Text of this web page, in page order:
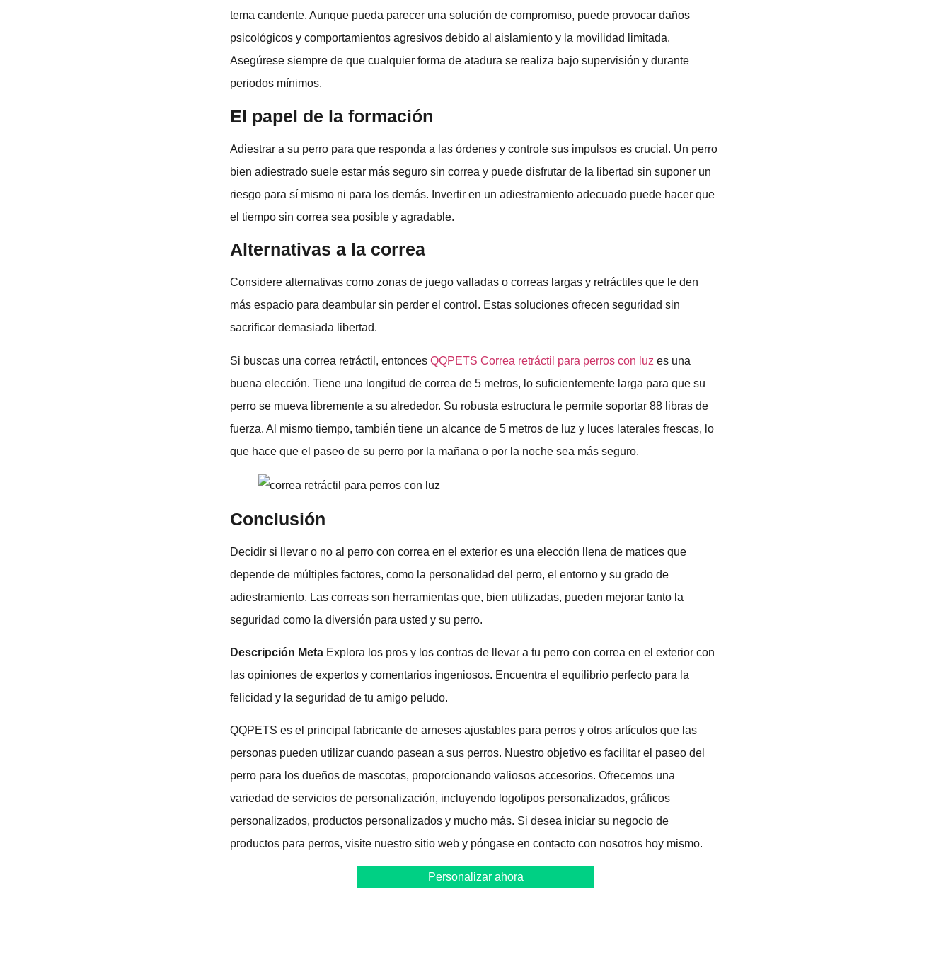
tema candente. Aunque pueda parecer una solución de compromiso, puede provocar daños
psicológicos y comportamientos agresivos debido al aislamiento y la movilidad limitada.
Asegúrese siempre de que cualquier forma de atadura se realiza bajo supervisión y durante
periodos mínimos.
El papel de la formación
Adiestrar a su perro para que responda a las órdenes y controle sus impulsos es crucial. Un perro
bien adiestrado suele estar más seguro sin correa y puede disfrutar de la libertad sin suponer un
riesgo para sí mismo ni para los demás. Invertir en un adiestramiento adecuado puede hacer que
el tiempo sin correa sea posible y agradable.
Alternativas a la correa
Considere alternativas como zonas de juego valladas o correas largas y retráctiles que le den
más espacio para deambular sin perder el control. Estas soluciones ofrecen seguridad sin
sacrificar demasiada libertad.
Si buscas una correa retráctil, entoncesQQPETS Correa retráctil para perros con luz es una
buena elección. Tiene una longitud de correa de 5 metros, lo suficientemente larga para que su
perro se mueva libremente a su alrededor. Su robusta estructura le permite soportar 88 libras de
fuerza. Al mismo tiempo, también tiene un alcance de 5 metros de luz y luces laterales frescas, lo
que hace que el paseo de su perro por la mañana o por la noche sea más seguro.
Conclusión
Decidir si llevar o no al perro con correa en el exterior es una elección llena de matices que
depende de múltiples factores, como la personalidad del perro, el entorno y su grado de
adiestramiento. Las correas son herramientas que, bien utilizadas, pueden mejorar tanto la
seguridad como la diversión para usted y su perro.
Descripción Meta Explora los pros y los contras de llevar a tu perro con correa en el exterior con
las opiniones de expertos y comentarios ingeniosos. Encuentra el equilibrio perfecto para la
felicidad y la seguridad de tu amigo peludo.
QQPETS es el principal fabricante de arneses ajustables para perros y otros artículos que las
personas pueden utilizar cuando pasean a sus perros. Nuestro objetivo es facilitar el paseo del
perro para los dueños de mascotas, proporcionando valiosos accesorios. Ofrecemos una
variedad de servicios de personalización, incluyendo logotipos personalizados, gráficos
personalizados, productos personalizados y mucho más. Si desea iniciar su negocio de
productos para perros, visite nuestro sitio web y póngase en contacto con nosotros hoy mismo.
Personalizar ahora